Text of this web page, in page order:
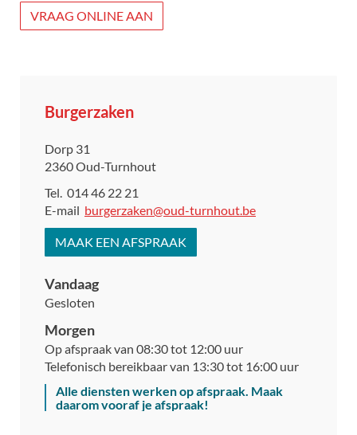
VRAAG ONLINE AAN
Contact
Burgerzaken
Adres
Dorp 31
,2360Oud-Turnhout
Tel. 014 46 22 21
E-
mail
burgerzaken@oud-turnhout.be
MAAK EEN AFSPRAAK
Vandaag
Gesloten
Morgen
Op afspraak van 08:30tot 12:00 uur
Telefonisch bereikbaar van 13:30tot 16:00 uur
Alle diensten werken op afspraak. Maak
daarom vooraf je afspraak!